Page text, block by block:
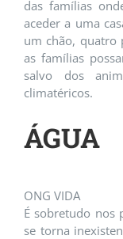
das famílias
aceder a uma
um chão, quatro
as famílias
salvo dos
climatéricos.
ÁGUA
ONG VIDA
É sobretudo nos
se torna